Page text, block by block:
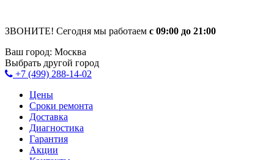
ЗВОНИТЕ! Сегодня мы работаем с 09:00 до 21:00
Ваш город: Москва
Выбрать другой город
+7 (499) 288-14-02
Цены
Сроки ремонта
Доставка
Диагностика
Гарантия
Акции